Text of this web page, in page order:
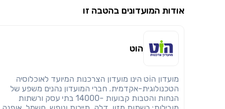
אודות המועדונים בהטבה זו
הוט
מועדון הוֹט הינו מועדון הצרכנות המיועד לאוכלוסיה
הטכנולוגית-אקדמית. חברי המועדון נהנים משפע של
הנחות והטבות קבועות -14000 בתי עסק ורשתות